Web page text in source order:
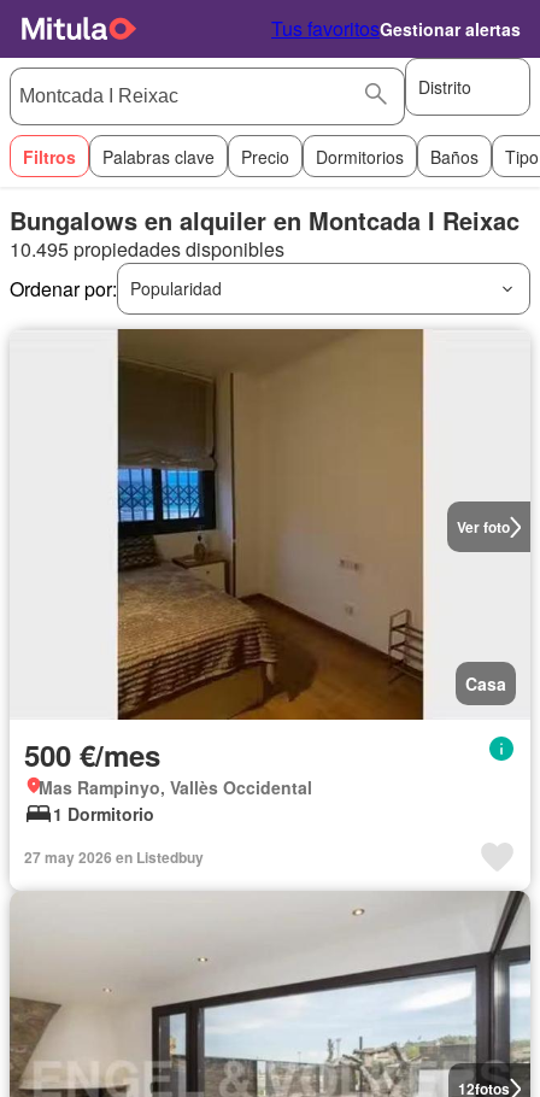
Tus favoritosGestionar alertas
Distrito
Filtros Palabras clave Precio Dormitorios Baños
Bungalows en alquiler en Montcada I Reixac
10.495 propiedades disponibles
Ordenar por:
Popularidad
Ver foto
Casa
500 €/mes
Mas Rampinyo, Vallès Occidental
1 Dormitorio
27 may 2026 en Listedbuy
12fotos